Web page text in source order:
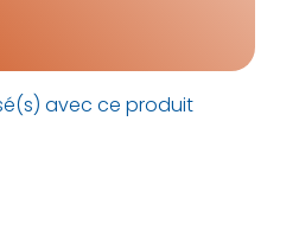
avec ce produit